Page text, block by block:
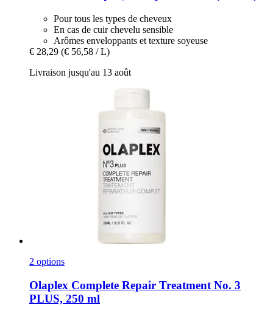
Pour tous les types de cheveux
En cas de cuir chevelu sensible
Arômes enveloppants et texture soyeuse
€ 28,29 (€ 56,58 / L)
Livraison jusqu'au 13 août
2 options
Olaplex Complete Repair Treatment No. 3
PLUS, 250 ml